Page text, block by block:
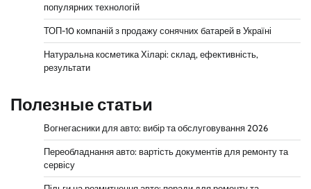
популярних технологій
ТОП-10 компаній з продажу сонячних батарей в Україні
Натуральна косметика Хіларі: склад, ефективність,
результати
Полезные статьи
Вогнегасники для авто: вибір та обслуговування 2026
Переобладнання авто: вартість документів для ремонту та
сервісу